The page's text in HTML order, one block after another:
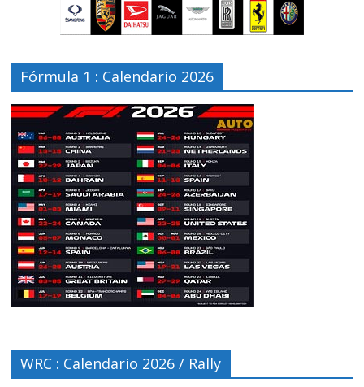
Fórmula 1 : Calendario 2026
WRC : Calendario 2026 / Rally